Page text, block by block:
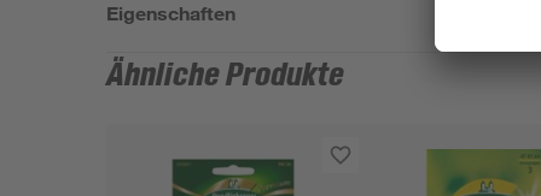
Eigenschaften
Ähnliche Produkte